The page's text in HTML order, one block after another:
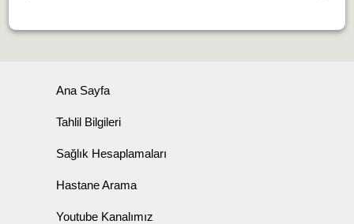
Ana Sayfa
Tahlil Bilgileri
Sağlık Hesaplamaları
Hastane Arama
Youtube Kanalımız